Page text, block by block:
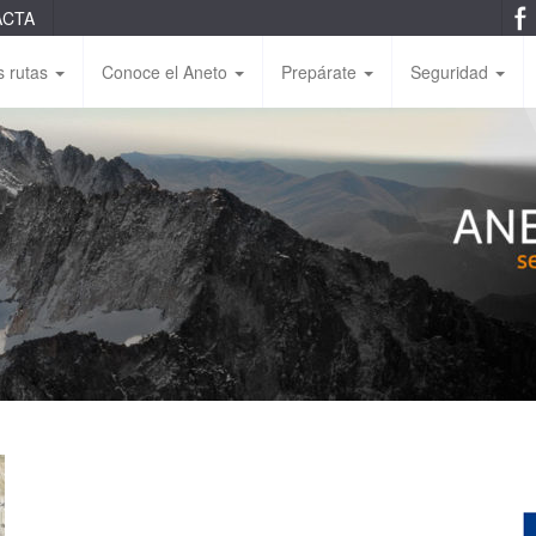
rutas Conoce el Aneto Prepárate Seguridad